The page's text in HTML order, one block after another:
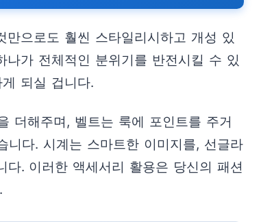
으로도 훨씬 스타일리시하고 개성 있
가 전체적인 분위기를 반전시킬 수 있
되실 겁니다.
더해주며, 벨트는 룩에 포인트를 주거
다. 시계는 스마트한 이미지를, 선글라
. 이러한 액세서리 활용은 당신의 패션